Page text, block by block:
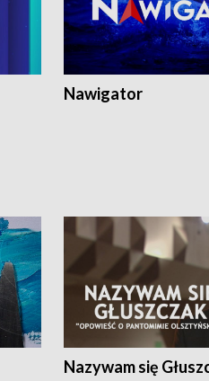
Nawigator
Nazywam się